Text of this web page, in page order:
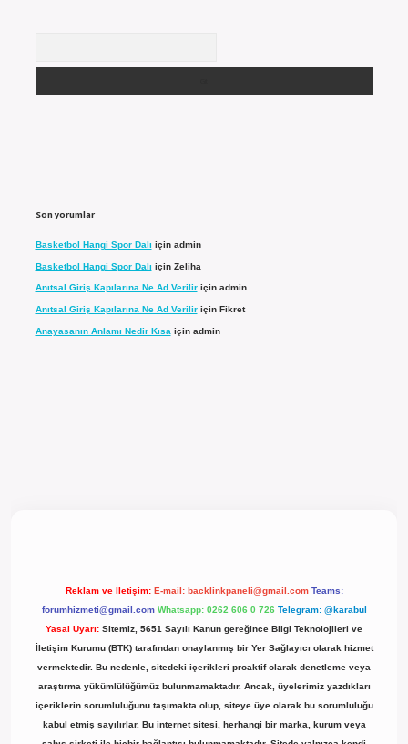
Son yorumlar
Basketbol Hangi Spor Dalı için admin
Basketbol Hangi Spor Dalı için Zeliha
Anıtsal Giriş Kapılarına Ne Ad Veriliriçin admin
Anıtsal Giriş Kapılarına Ne Ad Veriliriçin Fikret
Anayasanın Anlamı Nedir Kısa için admin
Reklam ve İletişim: E-mail: backlinkpaneli@gmail.com Teams:
forumhizmeti@gmail.com Whatsapp: 0262 606 0 726 Telegram: @karabul
Yasal Uyarı: Sitemiz, 5651 Sayılı Kanun gereğince Bilgi Teknolojileri ve
İletişim Kurumu (BTK) tarafından onaylanmış bir Yer Sağlayıcı olarak hizmet
vermektedir. Bu nedenle, sitedeki içerikleri proaktif olarak denetleme veya
araştırma yükümlülüğümüz bulunmamaktadır. Ancak, üyelerimiz yazdıkları
içeriklerin sorumluluğunu taşımakta olup, siteye üye olarak bu sorumluluğu
kabul etmiş sayılırlar. Bu internet sitesi, herhangi bir marka, kurum veya